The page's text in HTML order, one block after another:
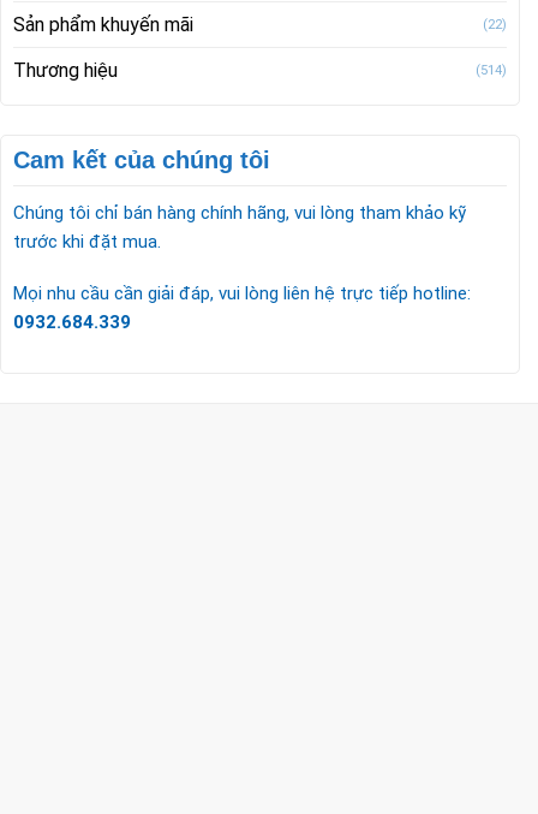
Sản phẩm khuyến mãi (22)
Thương hiệu (514)
Cam kết của chúng tôi
Chúng tôi chỉ bán hàng chính hãng, vui lòng tham khảo kỹ
trước khi đặt mua.
Mọi nhu cầu cần giải đáp, vui lòng liên hệ trực tiếp hotline:
0932.684.339